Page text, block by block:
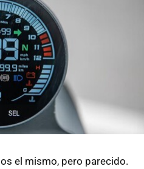
el mismo, pero parecido.